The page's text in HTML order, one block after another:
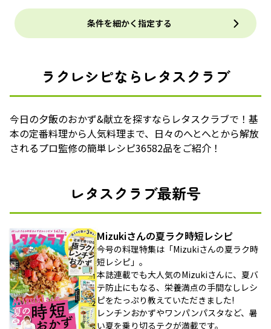
条件を細かく指定する
ラクレシピならレタスクラブ
今日の夕飯のおかず&献立を探すならレタスクラブで！基
本の定番料理から人気料理まで、日々のへとへとから解放
されるプロ監修の簡単レシピ36582品をご紹介！
レタスクラブ最新号
Mizukiさんの夏ラク時短レシピ
今号の料理特集は「Mizukiさんの夏ラク時
短レシピ」。
本誌連載でも大人気のMizukiさんに、夏バ
テ防止にもなる、栄養満点の手間なしレシ
ピをたっぷり教えていただきました!
レンチンおかずやワンパンパスタなど、暑
い夏を乗り切るテクが満載です。